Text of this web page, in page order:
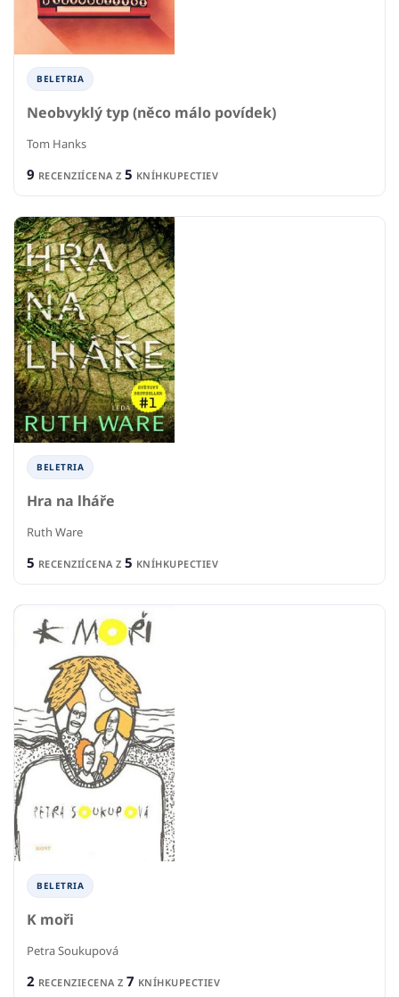
BELETRIA
Neobvyklý typ (něco málo povídek)
Tom Hanks
9 RECENZIÍCENA Z 5 KNÍHKUPECTIEV
BELETRIA
Hra na lháře
Ruth Ware
5 RECENZIÍCENA Z 5 KNÍHKUPECTIEV
BELETRIA
K moři
Petra Soukupová
2 RECENZIECENA Z 7 KNÍHKUPECTIEV